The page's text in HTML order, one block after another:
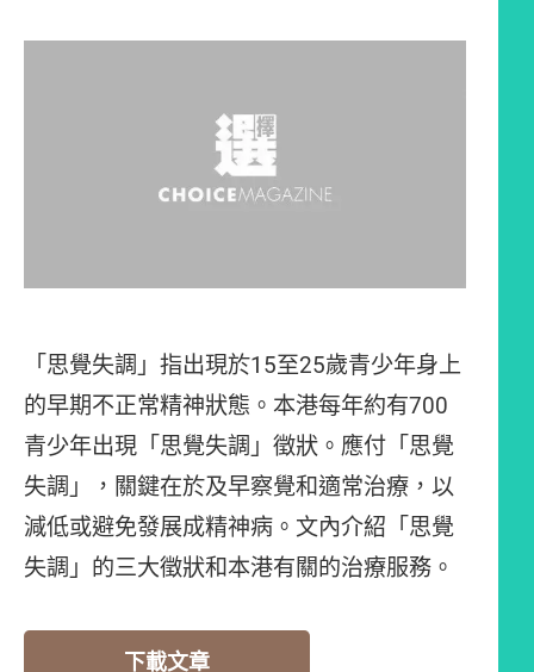
「思覺失調」指出現於15至25歲青少年身上
的早期不正常精神狀態。本港每年約有700
青少年出現「思覺失調」徵狀。應付「思覺
失調」，關鍵在於及早察覺和適常治療，以
減低或避免發展成精神病。文內介紹「思覺
失調」的三大徵狀和本港有關的治療服務。
下載文章